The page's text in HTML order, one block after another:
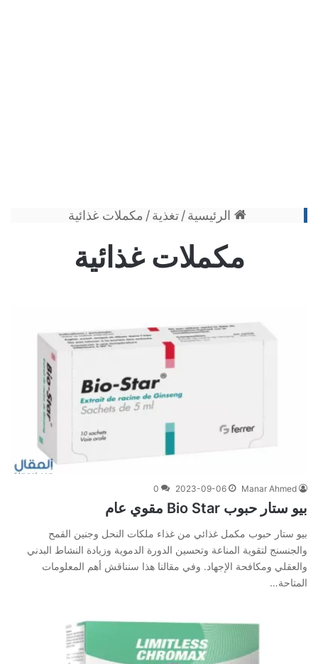
الرئيسية/تغذية/ مكملات غذائية
مكملات غذائية
Manar Ahmed
2023-09-06
0
بيو ستار حبوب Bio Star مقوي عام
بيو ستار حبوب مكمل غذائي من غذاء ملكات النحل وجنين القمح
والجنسنج لتقوية المناعة وتحسين الدورة الدموية وزيادة النشاط البدني
والعقلي ومكافحة الإجهاد. وفي‌ ‌مقالنا‌ ‌هذا‌ ‌سنناقش‌ ‌أهم‌ ‌المعلومات‌
‌المتاحة‌…